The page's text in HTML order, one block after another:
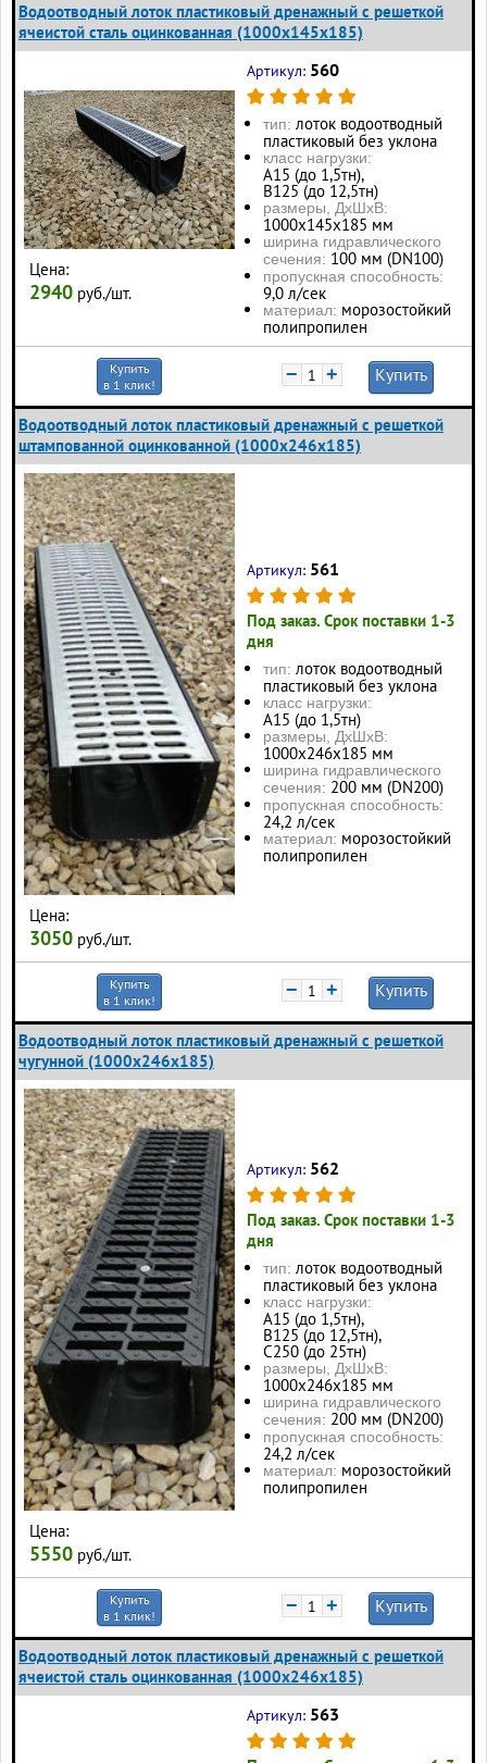
Водоотводный лоток пластиковый дренажный с решеткой
ячеистой сталь оцинкованная (1000x145x185)
Цена:
2940 руб./шт.
Артикул: 560
тип: лоток водоотводный
пластиковый без уклона
класс нагрузки:
А15 (до 1,5тн),
В125 (до 12,5тн)
размеры, ДхШхВ:
1000х145х185 мм
ширина гидравлического
сечения: 100 мм (DN100)
пропускная способность:
9,0 л/сек
материал: морозостойкий
полипропилен
Купить
в 1 клик!
− + Купить
Водоотводный лоток пластиковый дренажный с решеткой
штампованной оцинкованной (1000x246x185)
Цена:
3050 руб./шт.
Артикул: 561
Под заказ. Срок поставки 1-3
дня
тип: лоток водоотводный
пластиковый без уклона
класс нагрузки:
А15 (до 1,5тн)
размеры, ДхШхВ:
1000х246х185 мм
ширина гидравлического
сечения: 200 мм (DN200)
пропускная способность:
24,2 л/сек
материал: морозостойкий
полипропилен
Купить
в 1 клик!
− + Купить
Водоотводный лоток пластиковый дренажный с решеткой
чугунной (1000x246x185)
Цена:
5550 руб./шт.
Артикул: 562
Под заказ. Срок поставки 1-3
дня
тип: лоток водоотводный
пластиковый без уклона
класс нагрузки:
А15 (до 1,5тн),
В125 (до 12,5тн),
С250 (до 25тн)
размеры, ДхШхВ:
1000х246х185 мм
ширина гидравлического
сечения: 200 мм (DN200)
пропускная способность:
24,2 л/сек
материал: морозостойкий
полипропилен
Купить
в 1 клик!
− + Купить
Водоотводный лоток пластиковый дренажный с решеткой
ячеистой сталь оцинкованная (1000x246x185)
Артикул: 563